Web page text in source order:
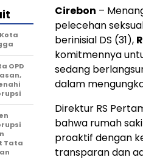
Cirebon –
pelecehan
berinisial DS (31),
komitmennya
sedang
dalam
Direktur RS
bahwa rumah
proaktif dengan
transparan dan
OPD
Tata